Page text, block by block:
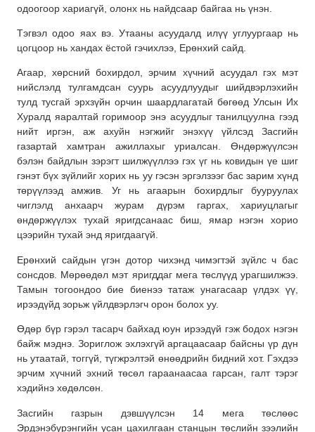
одоогоор хариагүй, олонх нь найдсаар байгаа нь үнэн.
Тэгвэл одоо яах вэ. Утааны асуудалд илүү углуургаар нь
цогцоор нь хандах ёстой гэчихлээ, Ерөнхий сайд.
Агаар, хөрсний бохирдол, эрчим хүчний асуудал гэх мэт
нийслэлд тулгамдсан суурь асуудлуудыг шийдвэрлэхийн
тулд тусгай эрхзүйн орчин шаардлагатай бөгөөд Улсын Их
Хуралд яаралтай горимоор энэ асуудлыг танилцуулна гээд
нийт иргэн, аж ахуйн нэгжийг энэхүү үйлсэд Засгийн
газартай хамтран ажиллахыг уриалсан. Өндөржүүлсэн
бэлэн байдлын зэрэгт шилжүүллээ гэх үг нь ковидын үе шиг
гэнэт бүх зүйлийг хорих нь уу гэсэн эргэлзээг бас зарим хүнд
төрүүлээд амжив. Уг нь агаарын бохирдлыг бууруулах
чиглэлд анхаарч журам дүрэм гаргах, хариуцлагыг
өндөржүүлэх тухай яригдсанаас биш, ямар нэгэн хорио
цээрийн тухай энд яригдаагүй.
Ерөнхий сайдын үгэн дотор чихэнд чимэгтэй зүйлс ч бас
сонсдов. Мөрөөдөл мэт яригддаг мега төслүүд урагшилжээ.
Тамын тогоондоо бие биенээ татаж унагасаар үлдэх үү,
ирээдүйд зорьж үйлдвэрлэгч орон болох уу.
Өдөр бүр гэрэл тасарч байхад юун ирээдүй гэж бодох нэгэн
байж мэднэ. Зориглож эхлэхгүй аргацаасаар байсны үр дүн
нь утаатай, тоггүй, түгжрэлтэй өнөөдрийн бидний хот. Гэхдээ
эрчим хүчний эхний төсөл гараанаасаа гарсан, галт тэрэг
хэдийнэ хөдөлсөн.
Засгийн газрын дэвшүүлсэн 14 мега төслөөс
Эрдэнэбүрэнгийн усан цахилгаан станцын төслийн зээлийн